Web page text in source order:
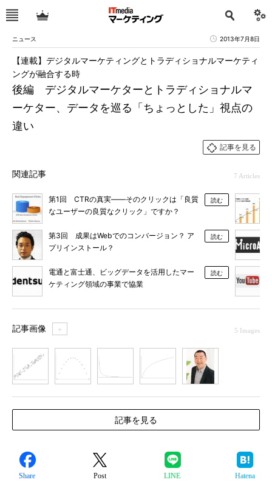
ニュース 2013年7月8日
後編 デジタルマーケターとトラディショナルマ
ーケター、データを巡る「ちょっとした」視点の
違い
【連載】デジタルマーケティングとトラディショナルマーケティ
ングが融合する時
記事を見る
関連記事 7 Articles
第1回 CTRの真実――そのクリックは「良質
なユーザーの良質なクリック」ですか？
読む
第3回 成果はWebでのコンバージョン？ ア
プリインストール？
読む
電通と富士通、ビッグデータを活用したマー
ケティング領域の事業で協業
読む
記事画像 ＋ 5 Images
記事を見る
Share Post LINE Hatena